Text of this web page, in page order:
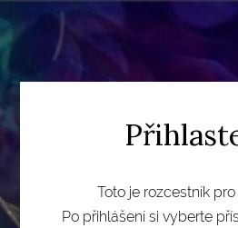
Toto je rozcestník
Po přihlášení si vyberte